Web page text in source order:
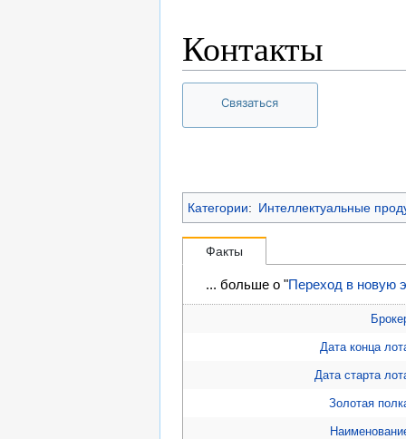
Контакты
Связаться
Категории: Интеллектуальные
Факты
... больше о "Переход в новую
Дата конца
Дата старта
Золотая